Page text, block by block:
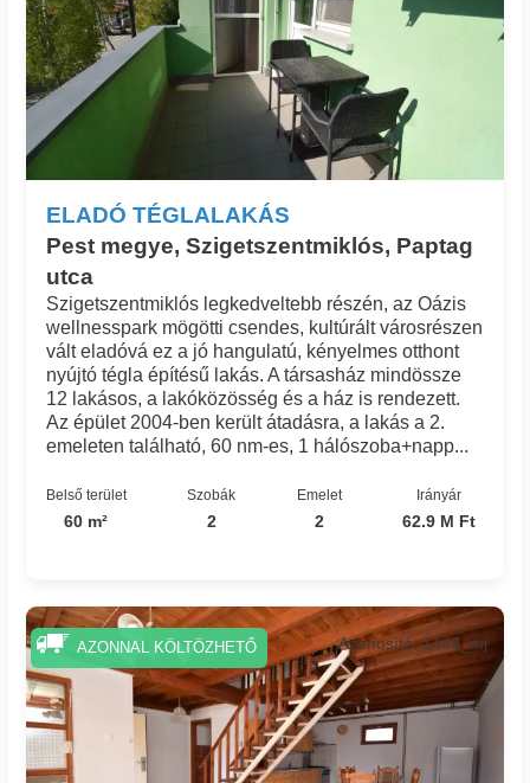
ELADÓ TÉGLALAKÁS
Pest megye, Szigetszentmiklós, Paptag
utca
Szigetszentmiklós legkedveltebb részén, az Oázis
wellnesspark mögötti csendes, kultúrált városrészen
vált eladóvá ez a jó hangulatú, kényelmes otthont
nyújtó tégla építésű lakás. A társasház mindössze
12 lakásos, a lakóközösség és a ház is rendezett.
Az épület 2004-ben került átadásra, a lakás a 2.
emeleten található, 60 nm-es, 1 hálószoba+napp...
Belső terület
60 m²
Szobák
2
Emelet
2
Irányár
62.9 M Ft
Azonosító: 1443_mj
AZONNAL KÖLTÖZHETŐ